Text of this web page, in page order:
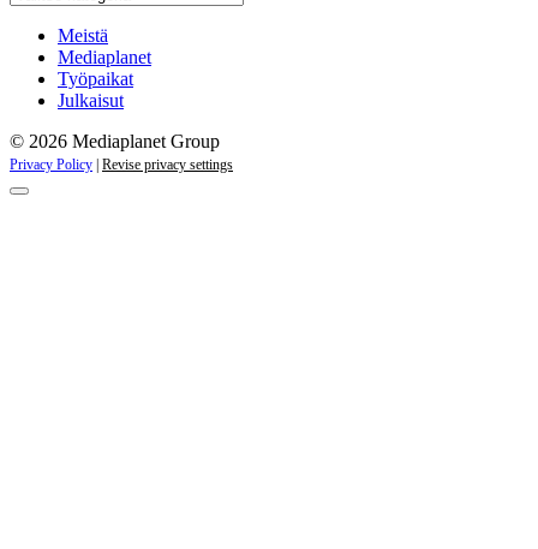
kampanjat
Meistä
Mediaplanet
Työpaikat
Julkaisut
© 2026 Mediaplanet Group
Privacy Policy Revise privacy settings